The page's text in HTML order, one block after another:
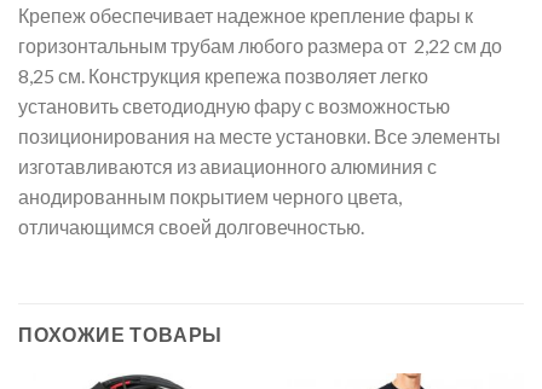
Крепеж обеспечивает надежное крепление фары к
горизонтальным трубам любого размера от 2,22 см до
8,25 см. Конструкция крепежа позволяет легко
установить светодиодную фару с возможностью
позиционирования на месте установки. Все элементы
изготавливаются из авиационного алюминия с
анодированным покрытием черного цвета,
отличающимся своей долговечностью.
ПОХОЖИЕ ТОВАРЫ